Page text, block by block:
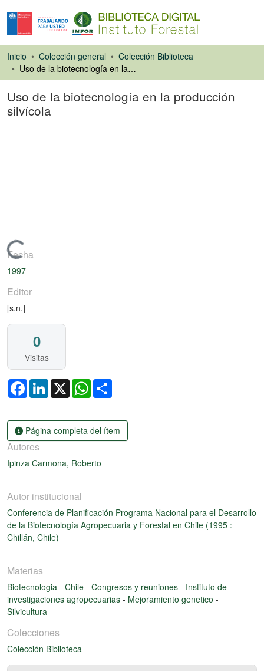
Inicio Colección general
Colección Biblioteca
Uso de la biotecnología en la producción silvícola
Uso de la biotecnología en la producción
silvícola
Cargando...
Fecha
1997
Editor
[s.n.]
0
Visitas
FacebookLinkedIn
X WhatsApp
Página completa del ítem
Autores
Ipinza Carmona, Roberto
Autor institucional
Conferencia de Planificación Programa Nacional para el Desarrollo
de la Biotecnología Agropecuaria y Forestal en Chile (1995 :
Chillán, Chile)
Materias
Biotecnologia - Chile - Congresos y reuniones - Instituto de
investigaciones agropecuarias - Mejoramiento genetico -
Silvicultura
Colecciones
Colección Biblioteca